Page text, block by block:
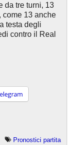
da tre turni, 13
come 13 anche
testa degli
contro il Real
Pronostici partita